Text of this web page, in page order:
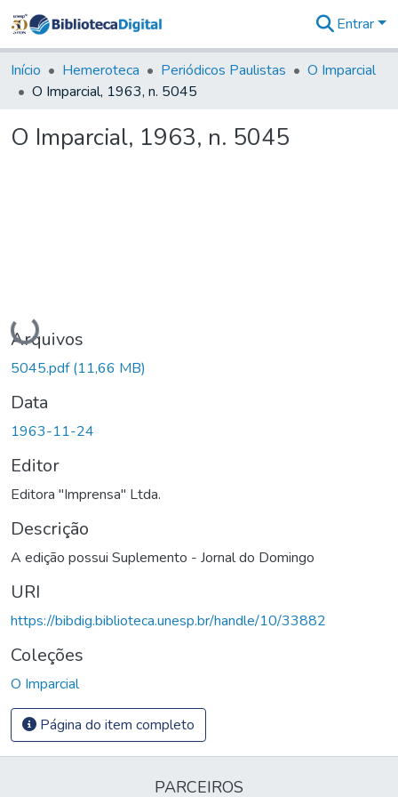
&
Coleções
Tudo na
Digital
Entrar
Início Hemeroteca Periódicos Paulistas
O Imparcial
O Imparcial, 1963, n. 5045
O Imparcial, 1963, n. 5045
Carregando...
Arquivos
5045.pdf(11,66 MB)
Data
1963-11-24
Editor
Editora "Imprensa" Ltda.
Descrição
A edição possui Suplemento - Jornal do Domingo
URI
https://bibdig.biblioteca.unesp.br/handle/10/33882
Coleções
O Imparcial
Página do item completo
PARCEIROS